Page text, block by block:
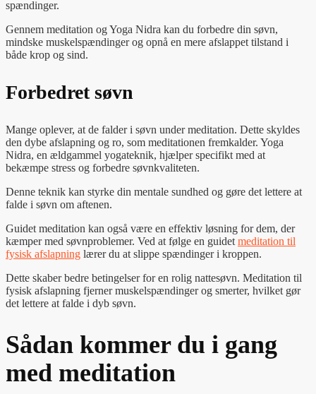
spændinger.
Gennem meditation og Yoga Nidra kan du forbedre din søvn,
mindske muskelspændinger og opnå en mere afslappet tilstand i
både krop og sind.
Forbedret søvn
Mange oplever, at de falder i søvn under meditation. Dette skyldes
den dybe afslapning og ro, som meditationen fremkalder. Yoga
Nidra, en ældgammel yogateknik, hjælper specifikt med at
bekæmpe stress og forbedre søvnkvaliteten.
Denne teknik kan styrke din mentale sundhed og gøre det lettere at
falde i søvn om aftenen.
Guidet meditation kan også være en effektiv løsning for dem, der
kæmper med søvnproblemer. Ved at følge en guidet meditation til
fysisk afslapning lærer du at slippe spændinger i kroppen.
Dette skaber bedre betingelser for en rolig nattesøvn. Meditation til
fysisk afslapning fjerner muskelspændinger og smerter, hvilket gør
det lettere at falde i dyb søvn.
Sådan kommer du i gang
med meditation